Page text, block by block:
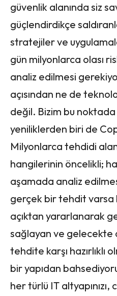
güvenlik alanında siz
güçlendirdikçe
stratejiler ve
gün milyonlarca olası
analiz edilmesi
açısından ne de
değil. Bizim bu
yeniliklerden biri de
Milyonlarca tehdidi
hangilerinin öncelikli;
aşamada analiz
gerçek bir tehdit varsa
açıktan yararlanarak
sağlayan ve gelecekte
tehdite karşı hazırlıklı
bir yapıdan
her türlü IT altyapınızı,